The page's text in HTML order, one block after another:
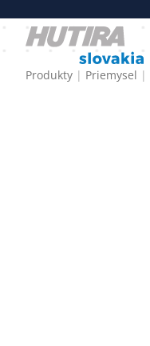
Produkty Priemysel